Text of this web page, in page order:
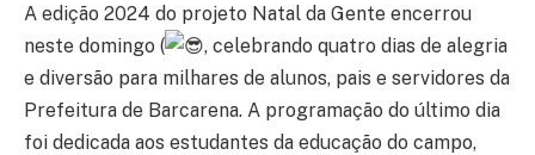
A edição 2024 do projeto Natal da Gente encerrou
neste domingo (
, celebrando quatro dias de alegria
e diversão para milhares de alunos, pais e servidores da
Prefeitura de Barcarena. A programação do último dia
foi dedicada aos estudantes da educação do campo,